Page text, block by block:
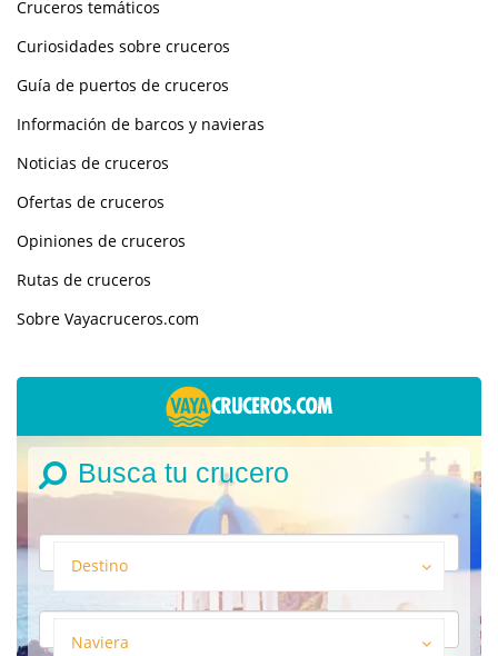
Cruceros temáticos
Curiosidades sobre cruceros
Guía de puertos de cruceros
Información de barcos y navieras
Noticias de cruceros
Ofertas de cruceros
Opiniones de cruceros
Rutas de cruceros
Sobre Vayacruceros.com
Busca tu crucero
Destino
Naviera